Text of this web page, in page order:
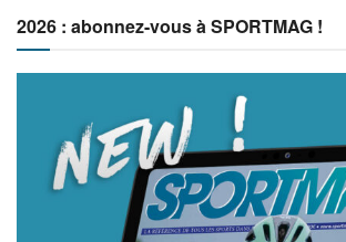
2026 : abonnez-vous à SPORTMAG !